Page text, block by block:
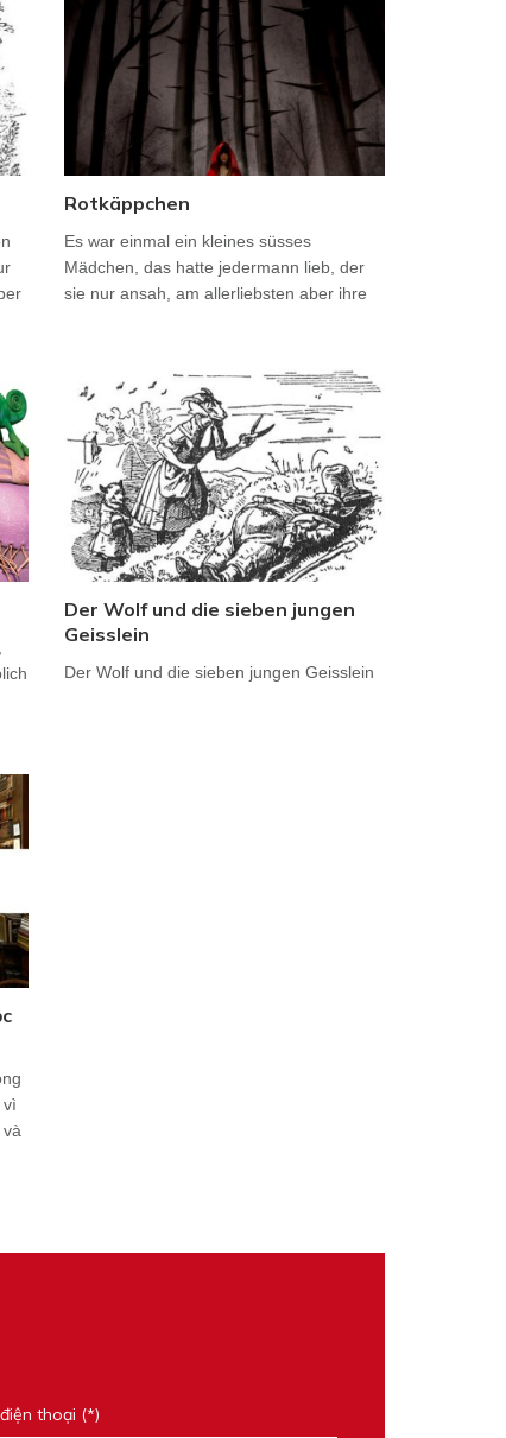
Rotkäppchen
Es war einmal ein kleines süsses
Mädchen, das hatte jedermann lieb, der
sie nur ansah, am allerliebsten aber ihre
Der Wolf und die sieben jungen
Geisslein
Der Wolf und die sieben jungen Geisslein
vì